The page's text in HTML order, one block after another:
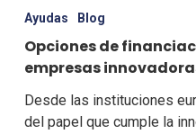
Ayudas Blog
Opciones de
empresas
Desde las instituciones
del papel que cumple la